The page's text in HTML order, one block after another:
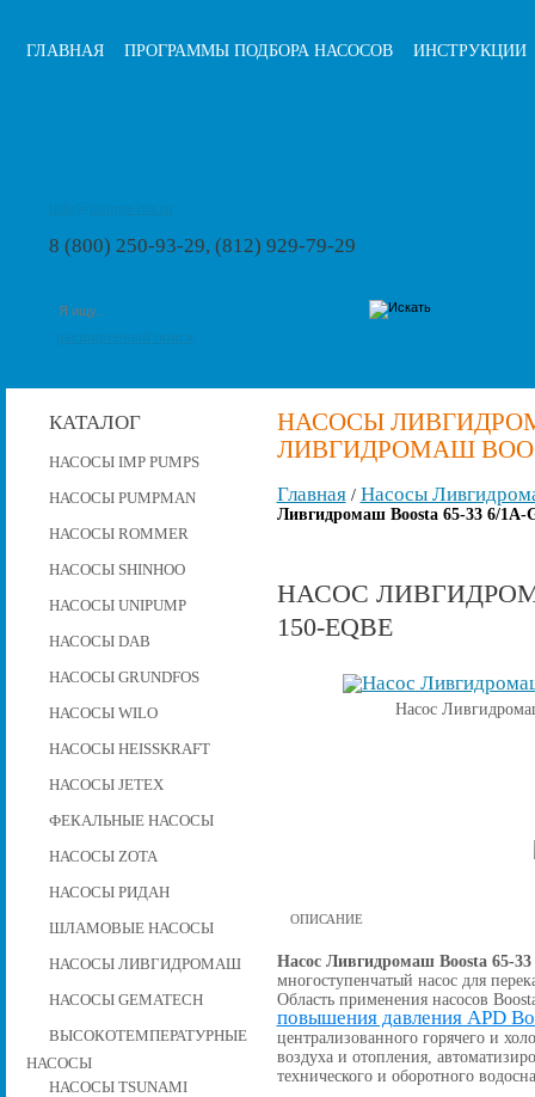
ГЛАВНАЯ ПРОГРАММЫ ПОДБОРА НАСОСОВ ИНСТРУКЦИИ
8 (800) 250-93-29, (812) 929-79-29
КАТАЛОГ
НАСОСЫ IMP PUMPS
НАСОСЫ PUMPMAN
НАСОСЫ ROMMER
НАСОСЫ SHINHOO
НАСОСЫ UNIPUMP
НАСОСЫ DAB
НАСОСЫ GRUNDFOS
НАСОСЫ WILO
НАСОСЫ HEISSKRAFT
НАСОСЫ JETEX
ФЕКАЛЬНЫЕ НАСОСЫ
НАСОСЫ ZOTA
НАСОСЫ РИДАН
ШЛАМОВЫЕ НАСОСЫ
НАСОСЫ ЛИВГИДРОМАШ
НАСОСЫ GEMATECH
ВЫСОКОТЕМПЕРАТУРНЫЕ
НАСОСЫ
НАСОСЫ TSUNAMI
НАСОСЫ
ЛИВГИДРОМАШ
Главная/ Насосы
Ливгидромаш Boosta 65-33 6/1A-
НАСОС
150-EQBE
Насос
ОПИСАНИЕ
Насос Ливгидромаш Boosta 65-
многоступенчатый насос для
Область применения насосов
повышения давления APD
централизованного горячего и
воздуха и отопления,
технического и оборотного